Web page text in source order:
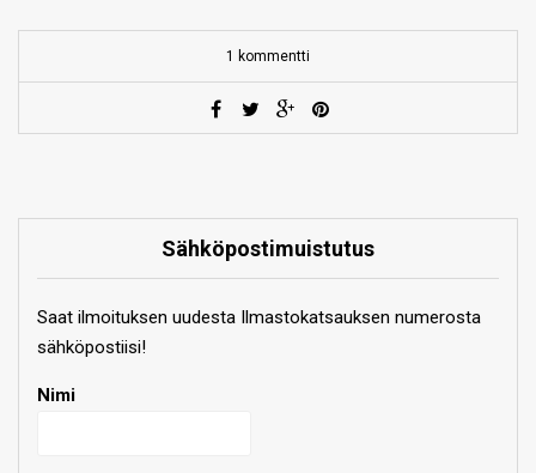
1 kommentti
Sähköpostimuistutus
Saat ilmoituksen uudesta Ilmastokatsauksen numerosta
sähköpostiisi!
Nimi